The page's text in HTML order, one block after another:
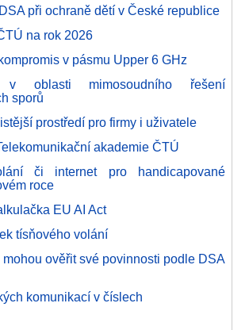
při ochraně dětí v České republice
na rok 2026
v pásmu Upper 6 GHz
oblasti mimosoudního řešení
sporů
prostředí pro firmy i uživatele
akademie ČTÚ
či internet pro handicapované
roce
EU AI Act
tísňového volání
ověřit své povinnosti podle DSA
komunikací v číslech